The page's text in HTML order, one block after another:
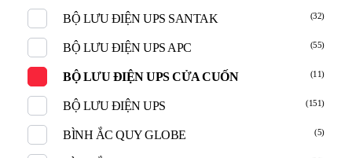
BỘ LƯU ĐIỆN UPS SANTAK (32)
BỘ LƯU ĐIỆN UPS APC (55)
BỘ LƯU ĐIỆN UPS CỬA CUỐN (11)
BỘ LƯU ĐIỆN UPS (151)
BÌNH ẮC QUY GLOBE (5)